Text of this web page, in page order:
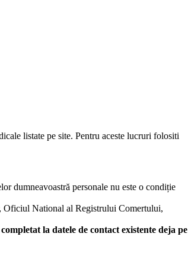
listate pe site. Pentru aceste lucruri folositi
dumneavoastră personale nu este o condiție
Oficiul National al Registrului Comertului,
la datele de contact existente deja pe